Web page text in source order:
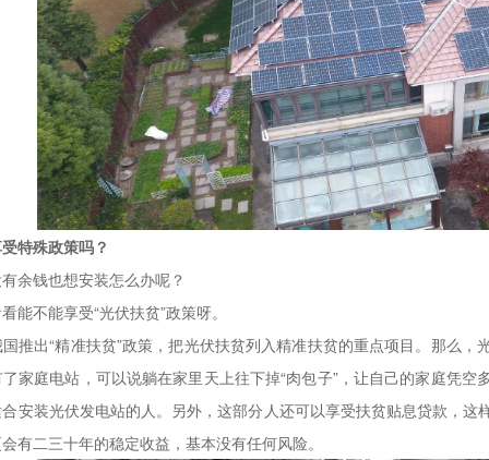
特殊政策吗？
钱也想安装怎么办呢？
不能享受“光伏扶贫”政策呀。
“精准扶贫”政策，把光伏扶贫列入精准扶贫的重点项目。那么，
家庭电站，可以说躺在家里天上往下掉“肉包子”，让自己的家庭凭
安装光伏发电站的人。另外，这部分人还可以享受扶贫贴息贷款，
有二三十年的稳定收益，基本没有任何风险。